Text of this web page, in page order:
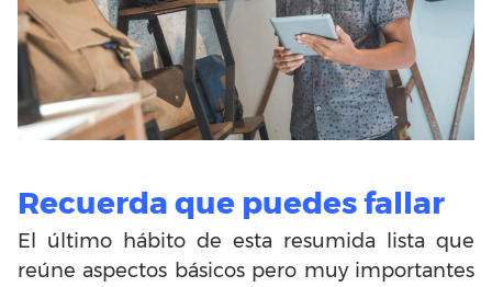
Recuerda que puedes fallar
El último hábito de esta resumida lista que
reúne aspectos básicos pero muy importantes